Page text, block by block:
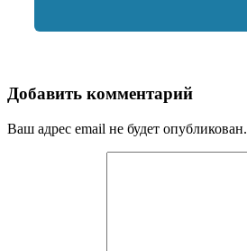
Добавить комментарий
Ваш адрес email не будет опубликован.